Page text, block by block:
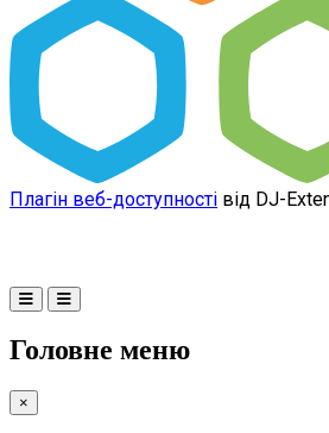
Плагін веб-доступності від DJ-
Головне меню
×